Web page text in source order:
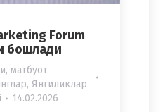
Forum
бошлади
матбуот
, Янгиликлар
14.02.2026